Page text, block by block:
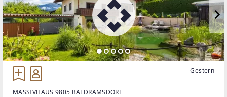
Gestern
MASSIVHAUS 9805 BALDRAMSDORF